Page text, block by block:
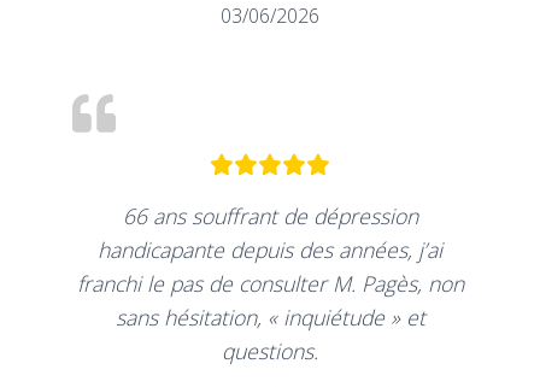
03/06/2026
66 ans souffrant de dépression
handicapante depuis des années, j’ai
franchi le pas de consulter M. Pagès, non
sans hésitation, « inquiétude » et
questions.